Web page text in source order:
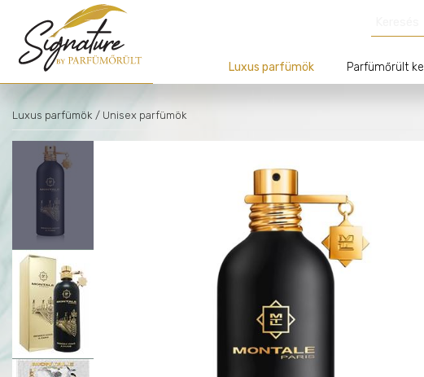
Luxus parfümök Parfümőrült
Luxus parfümök / Unisex parfümök